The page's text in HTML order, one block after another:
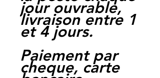
jour ouvrable,
livraison entre 1
et 4 jours.
Paiement par
cheque, carte